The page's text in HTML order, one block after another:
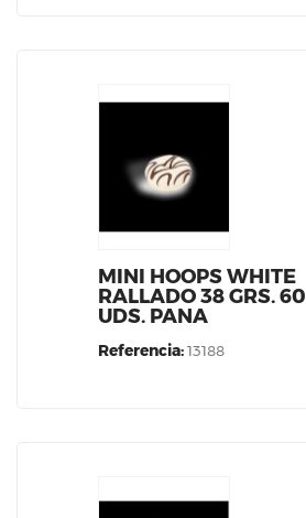
MINI HOOPS WHITE
RALLADO 38 GRS. 60
UDS. PANA
Referencia:13188